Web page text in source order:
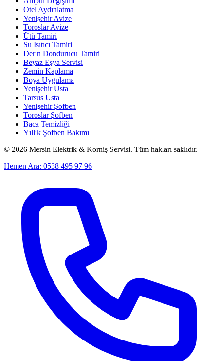
Otel Aydınlatma
Yenişehir Avize
Toroslar Avize
Ütü Tamiri
Su Isıtıcı Tamiri
Derin Dondurucu Tamiri
Beyaz Eşya Servisi
Zemin Kaplama
Boya Uygulama
Yenişehir Usta
Tarsus Usta
Yenişehir Şofben
Toroslar Şofben
Baca Temizliği
Yıllık Şofben Bakımı
© 2026 Mersin Elektrik & Korniş Servisi. Tüm hakları saklıdır.
Hemen Ara: 0538 495 97 96